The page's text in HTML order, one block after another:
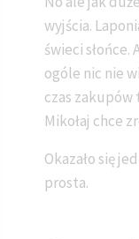
wyjścia.
świeci słońce.
ogóle nic nie
czas zakupów
Mikołaj chce
Okazało się
prosta.